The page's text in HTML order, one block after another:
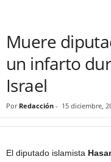
Muere
un infarto
Israel
Por Redacción - 15 diciembre,
El diputado islamista